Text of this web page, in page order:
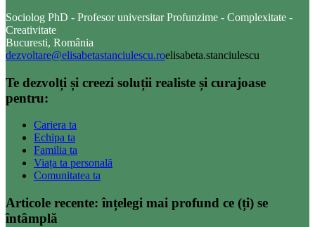
Sociolog PhD - Profesor universitar Profunzime - Complexitate -
Creativitate
Bucuresti, România
dezvoltare@elisabetastanciulescu.roelisabeta.stanciulescu
Te dezvolți și creezi soluții realiste și curajoase
pentru:
Cariera ta
Echipa ta
Familia ta
Viața ta personală
Comunitatea ta
Articole recente: înțelegi mai profund ce (ți) se
întâmplă